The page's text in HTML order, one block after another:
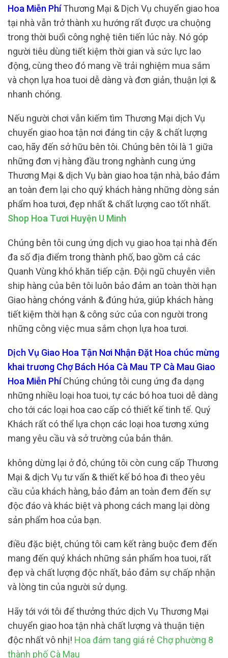
Hoa Miễn PhíThương Mại & Dịch Vụ chuyển giao hoa
tại nhà vẫn trở thành xu hướng rất được ưa chuộng
trong thời buổi công nghệ tiên tiến lúc này. Nó góp
người tiêu dùng tiết kiệm thời gian và sức lực lao
động, cùng theo đó mang về trải nghiệm mua sắm
và chọn lựa hoa tuoi dễ dàng và đơn giản, thuận lợi &
nhanh chóng.
Nếu người chơi vẫn kiếm tìm Thương Mại dịch Vụ
chuyển giao hoa tận nơi đáng tin cậy & chất lượng
cao, hãy đến sở hữu bên tôi. Chúng bên tôi là 1 giữa
những đơn vị hàng đầu trong nghành cung ứng
Thương Mại & dịch Vụ bàn giao hoa tận nhà, bảo đảm
an toàn đem lại cho quý khách hàng những dòng sản
phẩm hoa tươi, đẹp nhất & chất lượng cao tốt nhất.
Shop Hoa Tươi Huyện U Minh
Chúng bên tôi cung ứng dịch vụ giao hoa tại nhà đến
đa số địa điểm trong thành phố, bao gồm cả các
Quanh Vùng khó khăn tiếp cận. Đội ngũ chuyên viên
ship hàng của bên tôi luôn bảo đảm an toàn thời hạn
Giao hàng chóng vánh & đúng hứa, giúp khách hàng
tiết kiệm thời hạn & công sức của con người trong
những công việc mua sắm chọn lựa hoa tươi.
Dịch Vụ Giao Hoa Tận Nơi Nhận Đặt Hoa chúc mừng
khai trương Chợ Bách Hóa Cà Mau TP Cà Mau Giao
Hoa Miễn PhíChúng chúng tôi cung ứng đa dạng
những nhiều loại hoa tuoi, tự các bó hoa tuoi dễ dàng
cho tới các loại hoa cao cấp có thiết kế tinh tế. Quý
Khách rất có thể lựa chọn các loại hoa tương xứng
mang yêu cầu và sở trường của bản thân.
không dừng lại ở đó, chúng tôi còn cung cấp Thương
Mại & dịch Vụ tư vấn & thiết kế bó hoa đi theo yêu
cầu của khách hàng, bảo đảm an toàn đem đến sự
độc đáo và khác biệt và phong cách mang lại dòng
sản phẩm hoa của bạn.
điều đặc biệt, chúng tôi cam kết ràng buộc đem đến
mang đến quý khách những sản phẩm hoa tuoi, rất
đẹp và chất lượng độc nhất, bảo đảm sự chấp nhận
và lòng tin của người sử dụng.
Hãy tới với tôi để thưởng thức dịch Vụ Thương Mại
chuyển giao hoa tận nhà chất lượng và thuận tiện
độc nhất vô nhị! Hoa đám tang giá rẻ Chợ phường 8
thành phố Cà Mau